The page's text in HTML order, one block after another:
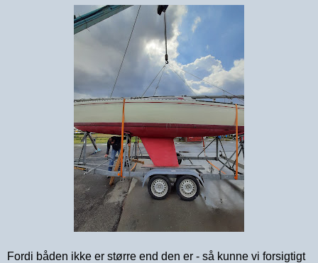
Fordi båden ikke er større end den er - så kunne vi forsigtigt